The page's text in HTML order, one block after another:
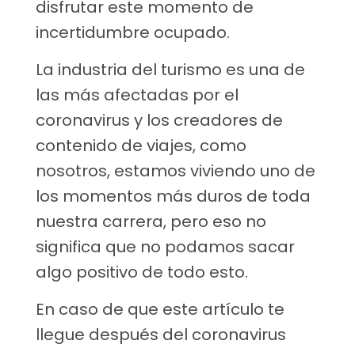
disfrutar este momento de
incertidumbre ocupado.
La industria del turismo es una de
las más afectadas por el
coronavirus y los creadores de
contenido de viajes, como
nosotros, estamos viviendo uno de
los momentos más duros de toda
nuestra carrera, pero eso no
significa que no podamos sacar
algo positivo de todo esto.
En caso de que este artículo te
llegue después del coronavirus